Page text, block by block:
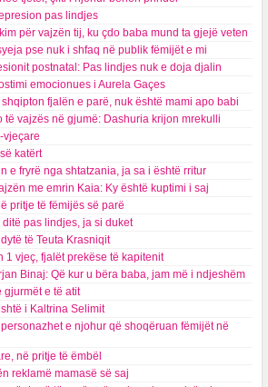
pas lindjes
për vajzën tij, ku çdo baba mund ta gjejë veten
pse nuk i shfaq në publik fëmijët e mi
postnatal: Pas lindjes nuk e doja djalin
emocionues i Aurela Gaçes
fjalën e parë, nuk është mami apo babi
të vajzës në gjumë: Dashuria krijon mrekulli
vjeçare
katërt
e fryrë nga shtatzania, ja sa i është rritur
me emrin Kaia: Ky është kuptimi i saj
pritje të fëmijës së parë
pas lindjes, ja si duket
të Teuta Krasniqit
1 vjeç, fjalët prekëse të kapitenit
Binaj: Që kur u bëra baba, jam më i ndjeshëm
gjurmët e të atit
i Kaltrina Selimit
e njohur që shoqëruan fëmijët në
në pritje të ëmbël
reklamë mamasë së saj